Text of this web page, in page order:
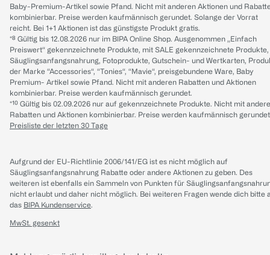
Baby-Premium-Artikel sowie Pfand. Nicht mit anderen Aktionen und
kombinierbar. Preise werden kaufmännisch gerundet. Solange der Vorrat
reicht. Bei 1+1 Aktionen ist das günstigste Produkt gratis.
*⁸ Gültig bis 12.08.2026 nur im BIPA Online Shop. Ausgenommen „Einfach
Preiswert“ gekennzeichnete Produkte, mit SALE gekennzeichnete Produkte,
Säuglingsanfangsnahrung, Fotoprodukte, Gutschein- und Wertkarten,
der Marke “Accessories“, “Tonies“, “Mavie“, preisgebundene Ware, Baby
Premium- Artikel sowie Pfand. Nicht mit anderen Rabatten und Aktionen
kombinierbar. Preise werden kaufmännisch gerundet.
*¹⁰ Gültig bis 02.09.2026 nur auf gekennzeichnete Produkte. Nicht mit
Rabatten und Aktionen kombinierbar. Preise werden kaufmännisch
Preisliste der letzten 30 Tage
Aufgrund der EU-Richtlinie 2006/141/EG ist es nicht möglich auf
Säuglingsanfangsnahrung Rabatte oder andere Aktionen zu geben. Des
weiteren ist ebenfalls ein Sammeln von Punkten für
nicht erlaubt und daher nicht möglich. Bei weiteren Fragen wende dich bitte
das BIPA Kundenservice.
MwSt. gesenkt